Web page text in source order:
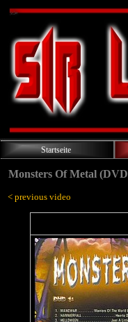
Startseite
Monsters Of Metal
< previous video